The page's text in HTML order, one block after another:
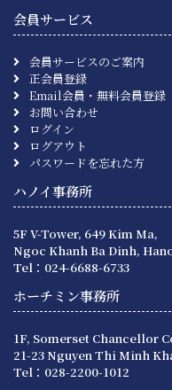
会員サービス
会員サービスのご案内
正会員登録
Email会員・無料会員登録
お問い合わせ
ログイン
ログアウト
パスワードを忘れた方
ハノイ事務所
5F V-Tower, 649 Kim Ma,
Ngoc Khanh Ba Dinh,
Tel：024-6688-6733
ホーチミン事務所
1F, Somerset Chancellor
21-23 Nguyen Thi Minh
Tel：028-2200-1012